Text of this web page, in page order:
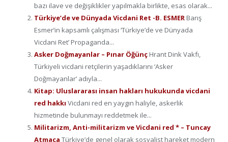
bazı ilave ve değişiklikler yapılmakla birlikte, esas olarak...
Türkiye’de ve Dünyada Vicdani Ret -B. ESMER Barış
Esmer’in kapsamlı çalışması ‘Türkiye’de ve Dünyada
Vicdani Ret’ Propaganda...
Asker Doğmayanlar – Pınar Öğünç Hrant Dink Vakfı,
Türkiyeli vicdani retçilerin yaşadıklarını ‘Asker
Doğmayanlar’ adıyla...
Kitap: Uluslararası insan hakları hukukunda vicdani
red hakkı Vicdani red en yaygın haliyle, askerlik
hizmetinde bulunmayı reddetmek ile...
Militarizm, Anti-militarizm ve Vicdani red * – Tuncay
Atmaca Türkiye’de genel olarak sosyalist hareket modern